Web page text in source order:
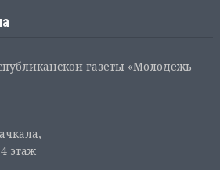
газеты «Молодежь
этаж